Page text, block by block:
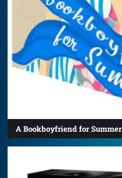
A Bookboyfriend for Summer